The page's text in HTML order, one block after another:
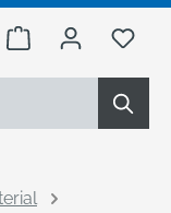
Warenkorb Du